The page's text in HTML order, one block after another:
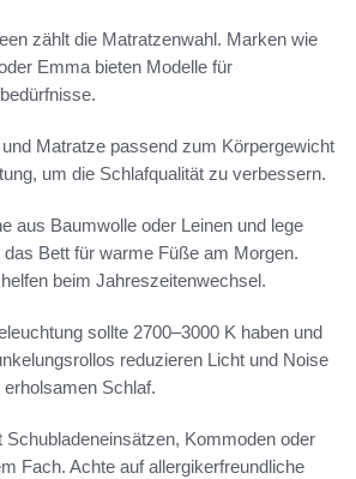
zählt die Matratzenwahl. Marken wie
Emma bieten Modelle für
Matratze passend zum Körpergewicht
um die Schlafqualität zu verbessern.
aus Baumwolle oder Leinen und lege
das Bett für warme Füße am Morgen.
beim Jahreszeitenwechsel.
sollte 2700–3000 K haben und
reduzieren Licht und Noise
Schlaf.
Schubladeneinsätzen, Kommoden oder
Fach. Achte auf allergikerfreundliche